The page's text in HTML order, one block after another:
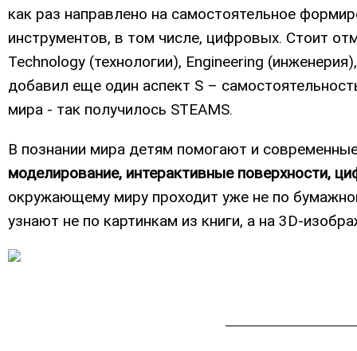
как раз направлено на самостоятельное
инструментов, в том числе, цифровых. Стоит
Technology (технологии), Engineering
добавил еще один аспект S –
мира - так получилось STEAMS.
В познании мира детям помогают и
моделирование, интерактивные поверхности,
окружающему миру проходит уже не по
узнают не по картинкам из книги, а на 3D-